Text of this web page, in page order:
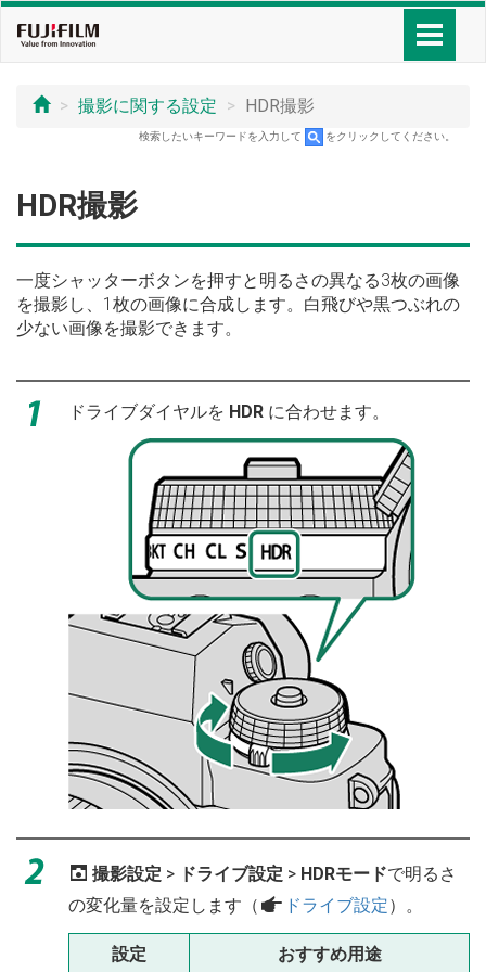
撮影に関する設定 HDR撮影
検索したいキーワードを入力して をクリックしてください。
HDR撮影
一度シャッターボタンを押すと明るさの異なる3枚の画像
を撮影し、1枚の画像に合成します。白飛びや黒つぶれの
少ない画像を撮影できます。
ドライブダイヤルを HDR に合わせます。
A 撮影設定 > ドライブ設定 > HDRモードで明るさ
の変化量を設定します（ a ドライブ設定）。
設定 おすすめ用途